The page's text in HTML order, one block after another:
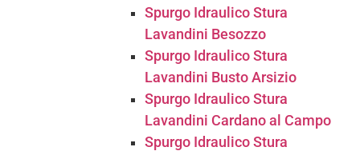
Spurgo Idraulico Stura
Lavandini Besozzo
Spurgo Idraulico Stura
Lavandini Busto Arsizio
Spurgo Idraulico Stura
Lavandini Cardano al Campo
Spurgo Idraulico Stura